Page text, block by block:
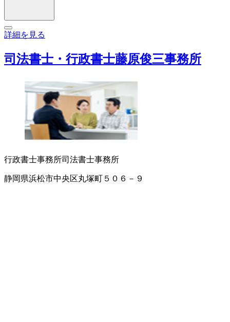
詳細を見る
司法書士・行政書士藤原俊三事務所
行政書士事務所司法書士事務所
静岡県浜松市中央区丸塚町５０６－９